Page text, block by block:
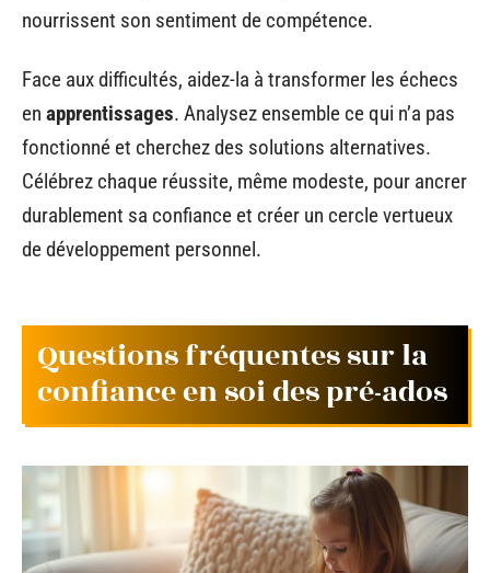
nourrissent son sentiment de compétence.
Face aux difficultés, aidez-la à transformer les échecs
en apprentissages. Analysez ensemble ce qui n’a pas
fonctionné et cherchez des solutions alternatives.
Célébrez chaque réussite, même modeste, pour ancrer
durablement sa confiance et créer un cercle vertueux
de développement personnel.
Questions fréquentes sur la
confiance en soi des pré-ados